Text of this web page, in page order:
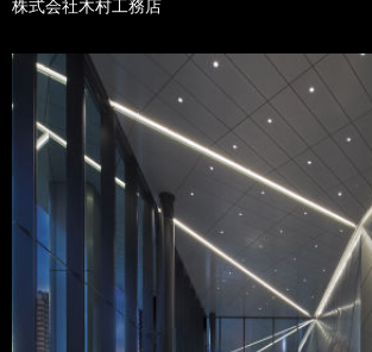
株式会社木村工務店